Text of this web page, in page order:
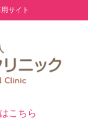
サイト
こちら